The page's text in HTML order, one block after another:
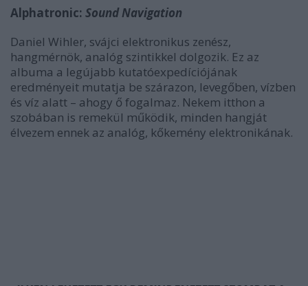
Alphatronic: Sound Navigation
Daniel Wihler, svájci elektronikus zenész,
hangmérnök, analóg szintikkel dolgozik. Ez az
albuma a legújabb kutatóexpedíciójának
eredményeit mutatja be szárazon, levegőben, vízben
és víz alatt – ahogy ő fogalmaz. Nekem itthon a
szobában is remekül működik, minden hangját
élvezem ennek az analóg, kőkemény elektronikának.